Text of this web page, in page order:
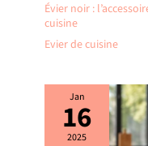
Évier noir :
cuisine
Evier de cuisine
Jan
16
2025